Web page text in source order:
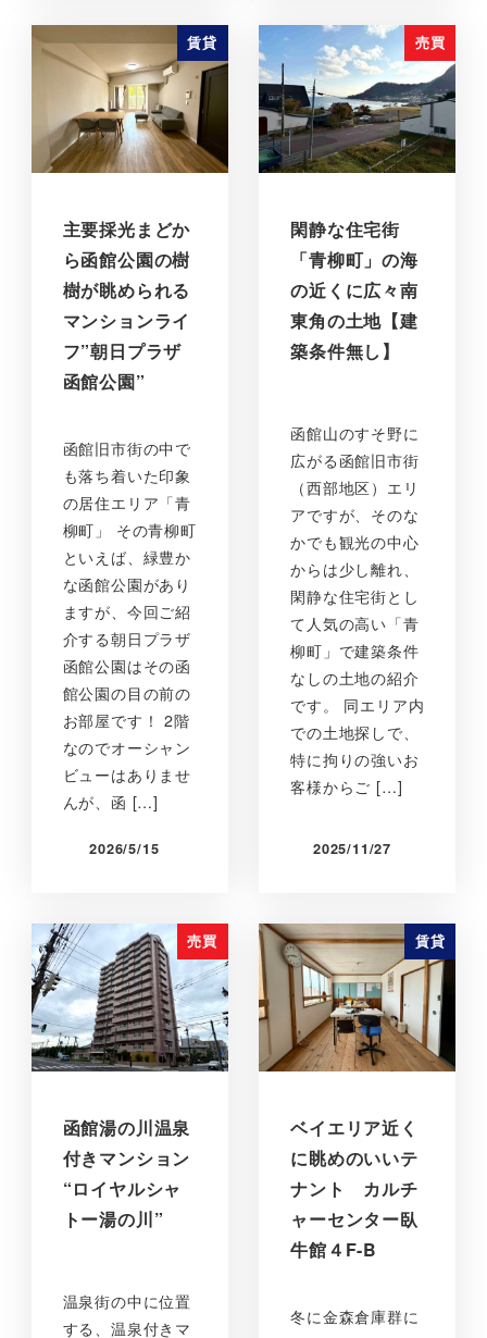
賃貸
主要採光まどか
ら函館公園の樹
樹が眺められる
マンションライ
フ”朝日プラザ
函館公園”
函館旧市街の中で
も落ち着いた印象
の居住エリア「青
柳町」 その青柳町
といえば、緑豊か
な函館公園があり
ますが、今回ご紹
介する朝日プラザ
函館公園はその函
館公園の目の前の
お部屋です！ 2階
なのでオーシャン
ビューはありませ
んが、函 […]
2026/5/15
売買
閑静な住宅街
「青柳町」の海
の近くに広々南
東角の土地【建
築条件無し】
函館山のすそ野に
広がる函館旧市街
（西部地区）エリ
アですが、そのな
かでも観光の中心
からは少し離れ、
閑静な住宅街とし
て人気の高い「青
柳町」で建築条件
なしの土地の紹介
です。 同エリア内
での土地探しで、
特に拘りの強いお
客様からご […]
2025/11/27
売買
函館湯の川温泉
付きマンション
“ロイヤルシャ
トー湯の川”
温泉街の中に位置
する、温泉付きマ
賃貸
ベイエリア近く
に眺めのいいテ
ナント カルチ
ャーセンター臥
牛館４F-B
冬に金森倉庫群に